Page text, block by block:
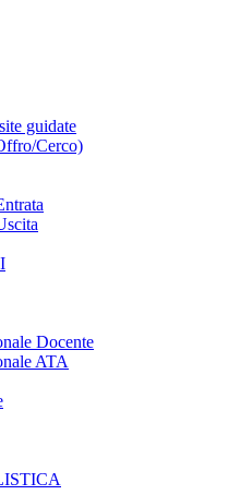
guidate
Cerco)
Docente
ATA